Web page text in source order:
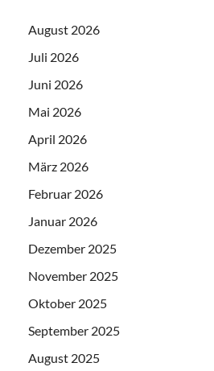
August 2026
Juli 2026
Juni 2026
Mai 2026
April 2026
März 2026
Februar 2026
Januar 2026
Dezember 2025
November 2025
Oktober 2025
September 2025
August 2025